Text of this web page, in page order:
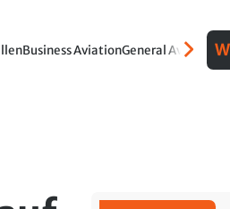
Business AviationGeneral Aviation